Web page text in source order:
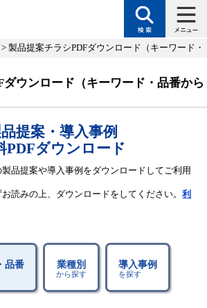
> 製品提案チラシPDFダウンロード（キーワード
ダウンロード（キーワード・品番から
提案・導入事例
PDFダウンロード
品提案や導入事例をダウンロードしてご利用
読みの上、ダウンロードをしてください。利
品番 業種別
から探す
導入事例
を探す